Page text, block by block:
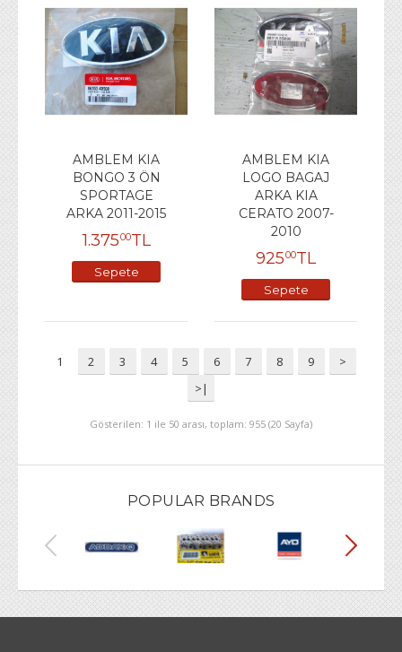
AMBLEM KIA
BONGO 3 ÖN
SPORTAGE
ARKA 2011-2015
1.37500TL
Sepete
AMBLEM KIA
LOGO BAGAJ
ARKA KIA
CERATO 2007-
2010
92500TL
Sepete
1 2 3 4 5 6 7 8 9
>
>|
Gösterilen: 1 ile 50 arası, toplam: 955 (20 Sayfa)
POPULAR BRANDS